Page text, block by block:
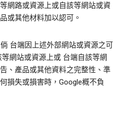
網路或資源上或自該等網站或資
或其他材料加以認可。
台端因上述外部網站或資源之可
網站或資源上或 台端自該等網
、產品或其他資料之完整性、準
損失或損害時，Google概不負